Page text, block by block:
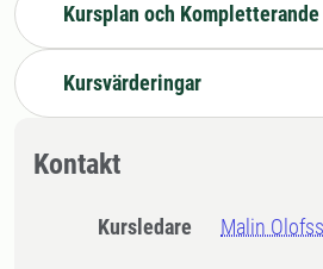
Kursplan och
Kursvärderingar
Kontakt
Kursledare Malin